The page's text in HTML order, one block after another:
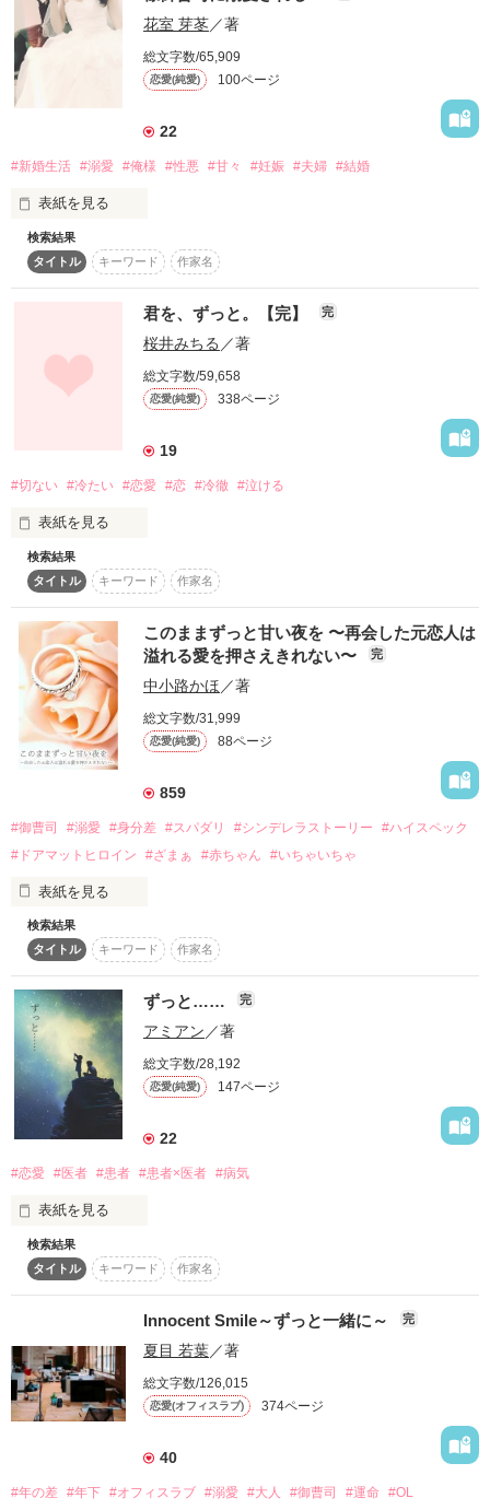
朝霧葉月）
✖️
好きな女の子には素直になれなかった俺様CEO（朝霧悠人）
初恋を晴れて実らせた2人が結婚し、子どもができて幸せな家
庭を築くまでの、心温まるストーリーです♡
⚠️胸キュン甘々注意です⚠️
※このお話は、『1日限定の恋人〜一夜を共にした相手は昔好
きだった同級生のCEOでした〜』と、『大好きな君とずっと一
緒にいたい〜独占欲強めな俺様CEOに囲われて〜』を加筆修正
し、2人のその後のストリーを加えて編集した朝霧夫婦シリー
ズの完結版です。
作品を読む
心地良いソフトな声
ふわっとした髪
やわらかい雰囲気なのに芯がある
仕事の時はピリッとしてて綺麗で
そんな先輩を
好きになった
＝＝＝＝＝＝＝＝＝＝＝＝＝＝
はるちゃんと千波が、出会ってから付き合い始めて少したった
はるちゃんが頑張るお話です。
「病気の時は」も併せてお読みいただければ嬉しいです。
「夕ご飯を一緒に　〜イケメン腹黒課長の策略〜」
久保田君のその後のお話
「チョコレートを一緒に　〜それぞれのバレンタイン〜」
公開しています。
併せてお読みいただければ幸いです。
2020.11.21 完結
作品を読む
花室 芽苳／著
総文字数/65,909
恋愛(純愛) 100ページ
22
#新婚生活 #溺愛 #俺様 #性悪 #甘々 #妊娠 #夫婦 #結婚
表紙を見る
※甘溺愛婚の続編です。
契約結婚から始まった聖壱と香津美の結婚生活。
しかし二人で暮らしていくうちに惹かれ合い、お互いの気持ち
を通じ合わせる事が出来た。
契約結婚から二人は愛し合う夫婦へ。
幸せいっぱいの新婚生活――――のはずが？
香津美を想うあまり暴走気味な聖壱
２人の結婚生活はまだまだ問題がありそうで……？
作品を読む
検索結果
タイトル
キーワード 作家名
君を、ずっと。【完】 完
桜井みちる ／著
総文字数/59,658
恋愛(純愛) 338ページ
19
#切ない #冷たい #恋愛 #恋 #冷徹 #泣ける
表紙を見る
たった一言
“好き”
その言葉が言えていたら君と私の関係は変わっていたのだろう
か
――――――…
君に嫌われていることはわかってる
長澤 美羽（ナガサワミウ）
×
神山 理人（カミヤマリヒト）
「お前は結局、誰でもいいんだな」
公開　2017.4.26~2017.6.28
完結　2017.6.21
作品を読む
検索結果
タイトル
キーワード 作家名
このままずっと甘い夜を 〜再会した元恋人は
溢れる愛を押さえきれない〜
完
中小路かほ ／著
総文字数/31,999
恋愛(純愛) 88ページ
859
#御曹司 #溺愛 #身分差 #スパダリ #シンデレラストーリー
#ハイスペック
#ドアマットヒロイン
#ざまぁ #赤ちゃん #いちゃいちゃ
表紙を見る
――わたしは人生に諦めていた。
父親からは見捨てられ、
母親からは利用され。
そんなわたしのすべてを受け入れ、
手を差し伸べてくれた恋人さえも
わたしは自らその手を離した。
虐げられた令和のシンデレラ
小坂 澪
(Mio Kosaka)
元恋人、名取グループの御曹司
名取 結弦
(Yuzuru Natori)
しかし、７年ぶりに恋人だったその彼と再会。
検索結果
タイトル
キーワード 作家名
ずっと…… 完
アミアン／著
総文字数/28,192
恋愛(純愛) 147ページ
22
#恋愛 #医者 #患者 #患者×医者 #病気
表紙を見る
"他人なんてそんな簡単に信じるわけないでしょ"
そう冷たく言い放つ彼女。
「俺を信じて俺だけについて来い」
そんな言葉もう二度と信じないんだから……
検索結果
タイトル
キーワード 作家名
Innocent Smile～ずっと一緒に～ 完
夏目 若葉／著
総文字数/126,015
恋愛(オフィスラブ) 374ページ
40
#年の差 #年下 #オフィスラブ #溺愛 #大人 #御曹司 #運命 #OL